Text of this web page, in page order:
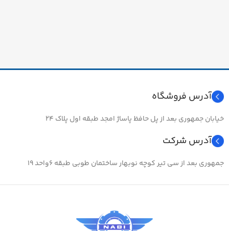
آدرس فروشگاه
خیابان جمهوری بعد از پل حافظ پاساژ امجد طبقه اول پلاک ۲۴
آدرس شرکت
جمهوری بعد از سی تیر کوچه نوبهار ساختمان طوبی طبقه ۶واحد ۱۹